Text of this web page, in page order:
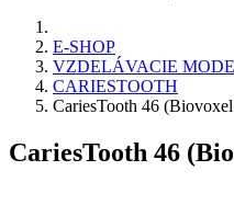
E-SHOP
VZDELÁVACIE
CARIESTOOTH
CariesTooth 46
CariesTooth 46